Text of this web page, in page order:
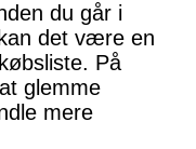
du går i
det være en
På
glemme
mere